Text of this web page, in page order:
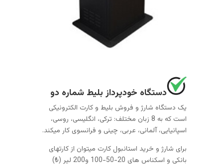
دستگاه خودپرداز بلیط شماره دو
یک دستگاه شارژ و فروش بلیط و کارت الکترونیکی
است که به 8 زبان مختلف: ترکی، انگلیسی، روسی،
اسپانیایی، آلمانی، عربی، چینی و فرانسوی کار میکند.
برای شارژ و خرید استانبول کارت میتوان از کارتهای
بانکی و اسکناس های 20-50-100 و200 لیر (₺)